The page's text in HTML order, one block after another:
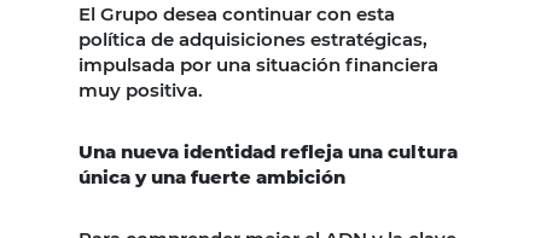
El Grupo desea continuar con esta
política de adquisiciones estratégicas,
impulsada por una situación financiera
muy positiva.
Una nueva identidad refleja una cultura
única y una fuerte ambición